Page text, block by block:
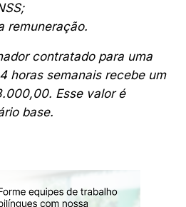
remuneração.
contratado para uma
horas semanais recebe um
Esse valor é
base.